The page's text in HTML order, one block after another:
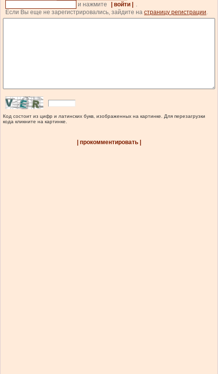
и нажмите
| войти |
.
Если Вы еще не зарегистрировались, зайдите на страницу регистрации.
Код состоит из цифр и латинских букв, изображенных на картинке. Для перезагрузки
кода кликните на картинке.
| прокомментировать |